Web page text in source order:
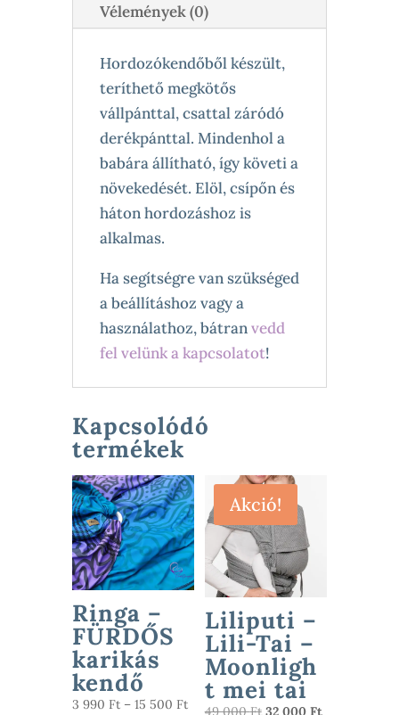
Vélemények (0)
Hordozókendőből készült,
teríthető megkötős
vállpánttal, csattal záródó
derékpánttal. Mindenhol a
babára állítható, így követi a
növekedését. Elöl, csípőn és
háton hordozáshoz is
alkalmas.
Ha segítségre van szükséged
a beállításhoz vagy a
használathoz, bátranvedd
fel velünk a kapcsolatot!
Kapcsolódó
termékek
Ringa –
FÜRDŐS
karikás
kendő
3 990 Ft – 15 500 FtÁrtartomány:
Akció!
Liliputi –
Lili-Tai –
Moonligh
t mei tai
Original
Current